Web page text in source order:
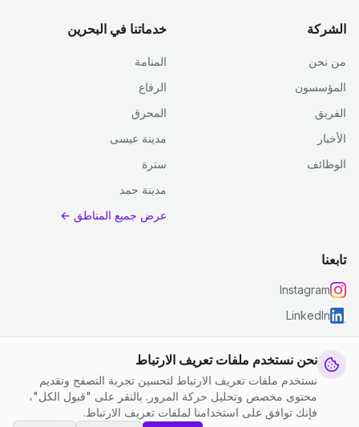
نحن نستخدم ملفات تعريف الارتباط
نستخدم ملفات تعريف الارتباط لتحسين تجربة التصفح وتقديم
محتوى مخصص وتحليل حركة المرور. بالنقر على "قبول الكل"،
فإنك توافق على استخدامنا لملفات تعريف الارتباط.
الشركة
من نحن
المؤسسون
الفريق
الأخبار
الوظائف
خدماتنا في البحرين
المنامة
الرفاع
المحرق
مدينة عيسى
سترة
مدينة حمد
عرض جميع المناطق ←
تابعنا
Instagram
LinkedIn
© 2026 جست كلين. جميع الحقوق محفوظة.
سياسة الخصوصية
الشروط والأحكام | إعدادات ملفات تعريف الارتباط